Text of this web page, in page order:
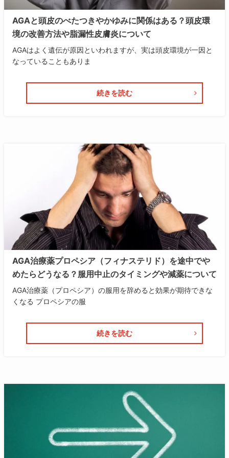
AGAと頭皮のべたつきやかゆみに関係はある？頭皮環
境の改善方法や脂漏性皮膚炎について
AGAはよく遺伝が原因といわれますが、実は頭皮環境が一因と
なっていることもありま
続きを読む
AGA治療薬プロペシア（フィナステリド）を途中でや
めたらどうなる？服用中止のタイミングや減薬について
AGA治療薬（プロペシア）の服用を辞めると効果が期待できな
くなる プロペシアの服
続きを読む